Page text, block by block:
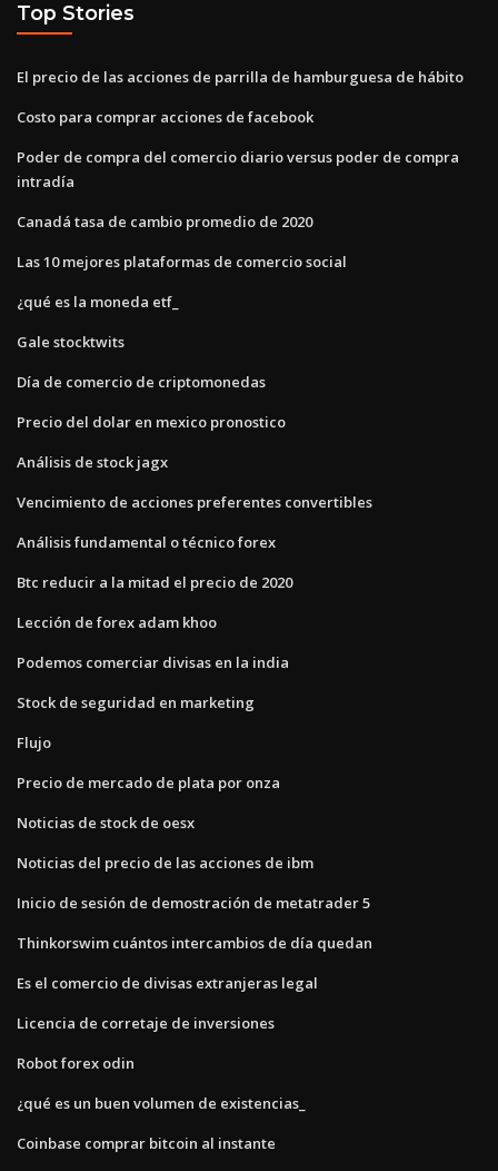
Top Stories
El precio de las acciones de parrilla de hamburguesa de hábito
Costo para comprar acciones de facebook
Poder de compra del comercio diario versus poder de compra
intradía
Canadá tasa de cambio promedio de 2020
Las 10 mejores plataformas de comercio social
¿qué es la moneda etf_
Gale stocktwits
Día de comercio de criptomonedas
Precio del dolar en mexico pronostico
Análisis de stock jagx
Vencimiento de acciones preferentes convertibles
Análisis fundamental o técnico forex
Btc reducir a la mitad el precio de 2020
Lección de forex adam khoo
Podemos comerciar divisas en la india
Stock de seguridad en marketing
Flujo
Precio de mercado de plata por onza
Noticias de stock de oesx
Noticias del precio de las acciones de ibm
Inicio de sesión de demostración de metatrader 5
Thinkorswim cuántos intercambios de día quedan
Es el comercio de divisas extranjeras legal
Licencia de corretaje de inversiones
Robot forex odin
¿qué es un buen volumen de existencias_
Coinbase comprar bitcoin al instante